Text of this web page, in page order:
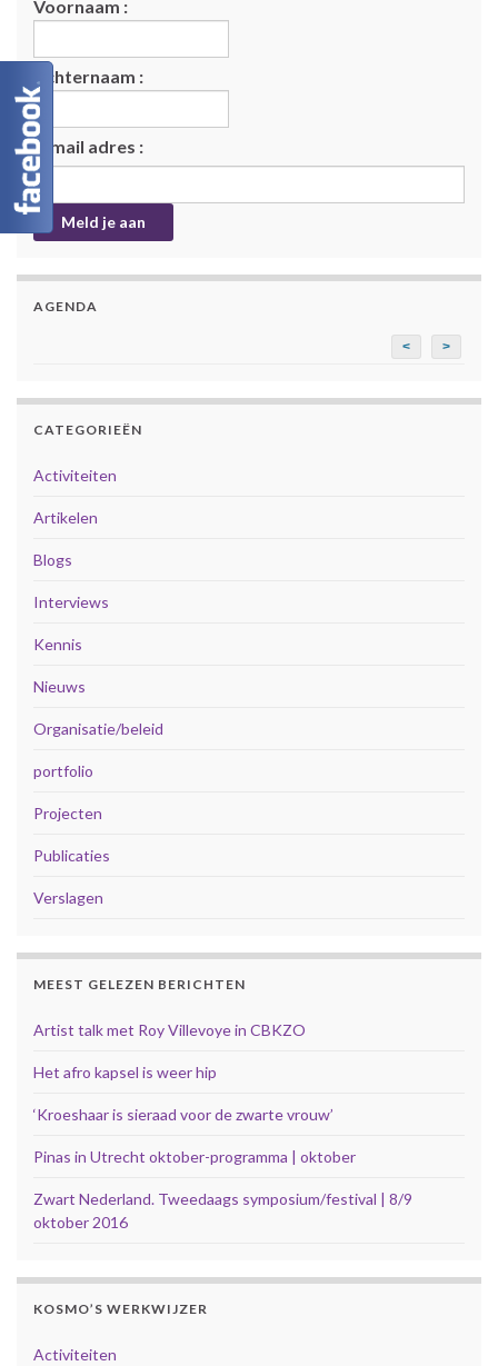
Voornaam :
Achternaam :
E-mail adres :
AGENDA
< >
CATEGORIEËN
Activiteiten
Artikelen
Blogs
Interviews
Kennis
Nieuws
Organisatie/beleid
portfolio
Projecten
Publicaties
Verslagen
MEEST GELEZEN BERICHTEN
Artist talk met Roy Villevoye in CBKZO
Het afro kapsel is weer hip
‘Kroeshaar is sieraad voor de zwarte vrouw’
Pinas in Utrecht oktober-programma | oktober
Zwart Nederland. Tweedaags symposium/festival | 8/9
oktober 2016
KOSMO’S WERKWIJZER
Activiteiten